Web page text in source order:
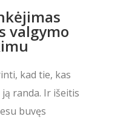
valgymo
kad tie, kas
randa. Ir išeitis
buvęs